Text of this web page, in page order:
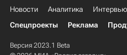
Новости Аналитика Интервью
Спецпроекты
Реклама
Версия 2023.1 Beta